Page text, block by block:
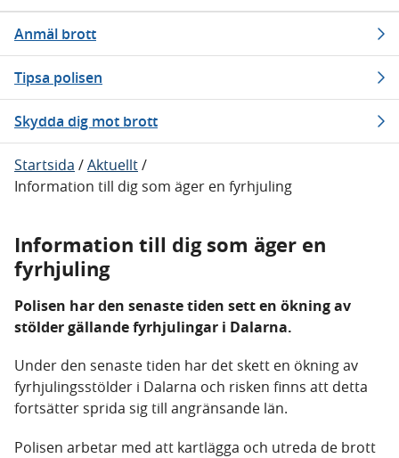
Anmäl brott
Tipsa polisen
Skydda dig mot brott
Startsida /Aktuellt/
Information till dig som äger en fyrhjuling
Information till dig som äger en
fyrhjuling
Polisen har den senaste tiden sett en ökning av
stölder gällande fyrhjulingar i Dalarna.
Under den senaste tiden har det skett en ökning av
fyrhjulingsstölder i Dalarna och risken finns att detta
fortsätter sprida sig till angränsande län.
Polisen arbetar med att kartlägga och utreda de brott